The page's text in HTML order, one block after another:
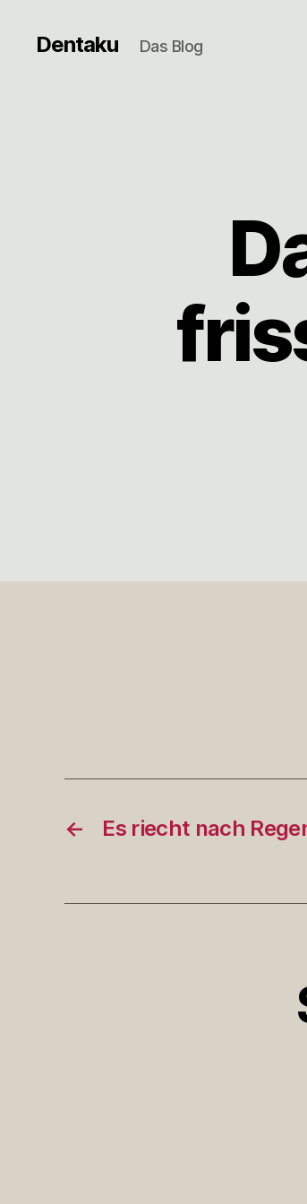
Dentaku Das Blog
← Es riecht nach